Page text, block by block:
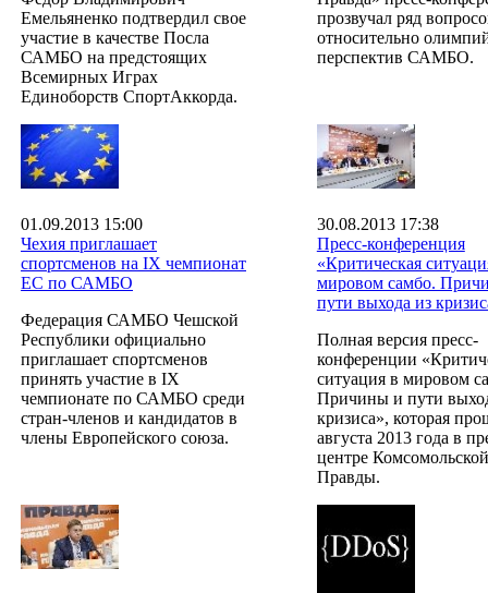
Емельяненко подтвердил свое
участие в качестве Посла
САМБО на предстоящих
Всемирных Играх
Единоборств СпортАккорда.
прозвучал ряд
относительно
перспектив САМБО.
01.09.2013 15:00
Чехия приглашает
спортсменов на IX чемпионат
ЕС по САМБО
Федерация САМБО Чешской
Республики официально
приглашает спортсменов
принять участие в IX
чемпионате по САМБО среди
стран-членов и кандидатов в
члены Европейского союза.
30.08.2013 17:38
Пресс-конференция
«Критическая
мировом самбо.
пути выхода из
Полная версия пресс-
конференции
ситуация в мировом
Причины и пути
кризиса», которая
августа 2013 года в
центре Комсомольской
Правды.